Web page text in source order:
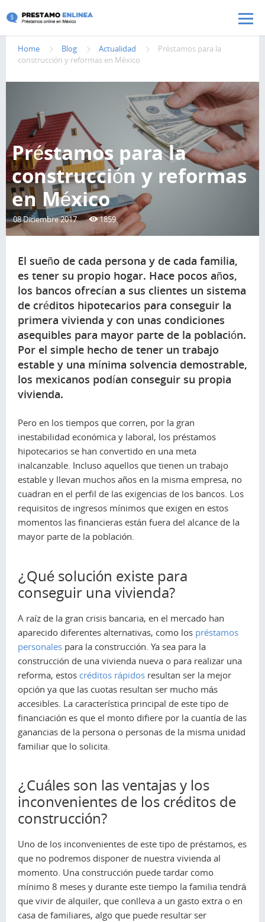
Pasar al contenido principal
Home Blog Actualidad
Préstamos para la
construcción y reformas en México
Préstamos para la
construcción y reformas
en México
08 Diciembre 2017 1859
El sueño de cada persona y de cada familia,
es tener su propio hogar. Hace pocos años,
los bancos ofrecían a sus clientes un sistema
de créditos hipotecarios para conseguir la
primera vivienda y con unas condiciones
asequibles para mayor parte de la población.
Por el simple hecho de tener un trabajo
estable y una mínima solvencia demostrable,
los mexicanos podían conseguir su propia
vivienda.
Pero en los tiempos que corren, por la gran
inestabilidad económica y laboral, los préstamos
hipotecarios se han convertido en una meta
inalcanzable. Incluso aquellos que tienen un trabajo
estable y llevan muchos años en la misma empresa, no
cuadran en el perfil de las exigencias de los bancos. Los
requisitos de ingresos mínimos que exigen en estos
momentos las financieras están fuera del alcance de la
mayor parte de la población.
¿Qué solución existe para
conseguir una vivienda?
A raíz de la gran crisis bancaria, en el mercado han
aparecido diferentes alternativas, como los préstamos
personales para la construcción. Ya sea para la
construcción de una vivienda nueva o para realizar una
reforma, estos créditos rápidos resultan ser la mejor
opción ya que las cuotas resultan ser mucho más
accesibles. La característica principal de este tipo de
financiación es que el monto difiere por la cuantía de las
ganancias de la persona o personas de la misma unidad
familiar que lo solicita.
¿Cuáles son las ventajas y los
inconvenientes de los créditos de
construcción?
Uno de los inconvenientes de este tipo de préstamos, es
que no podremos disponer de nuestra vivienda al
momento. Una construcción puede tardar como
mínimo 8 meses y durante este tiempo la familia tendrá
que vivir de alquiler, que conlleva a un gasto extra o en
casa de familiares, algo que puede resultar ser